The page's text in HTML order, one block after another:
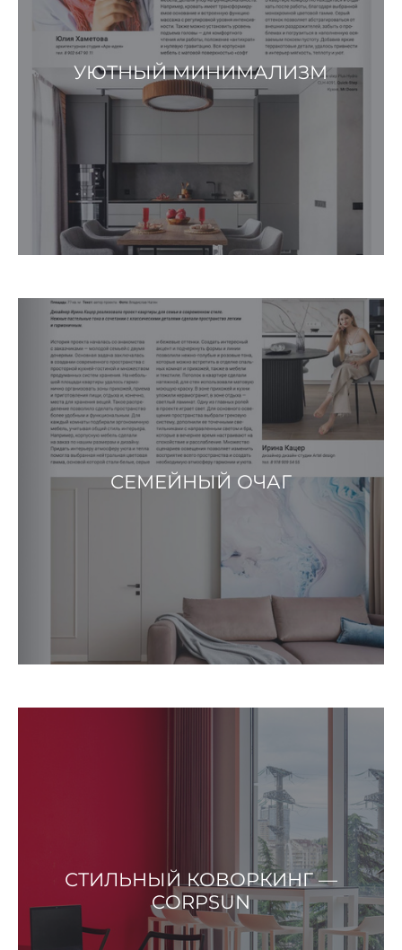
УЮТНЫЙ МИНИМАЛИЗМ
СЕМЕЙНЫЙ ОЧАГ
СТИЛЬНЫЙ КОВОРКИНГ —
CORPSUN